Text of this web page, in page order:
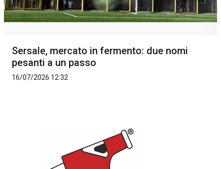
Sersale, mercato in fermento: due nomi
pesanti a un passo
16/07/2026 12:32